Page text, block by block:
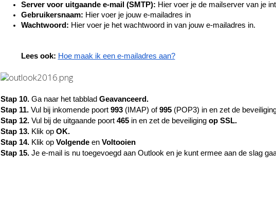
Server voor uitgaande e-mail (SMTP): Hier voer je de mailserver van je
Gebruikersnaam: Hier voer je jouw e-mailadres in
Wachtwoord: Hier voer je het wachtwoord in van jouw e-mailadres in.
Lees ook: Hoe maak ik een e-mailadres aan?
Stap 10. Ga naar het tabblad Geavanceerd.
Stap 11.Vul bij inkomende poort 993 (IMAP) of995(POP3) in en zet de
Stap 12. Vul bij de uitgaande poort 465 in en zet de beveiligingop SSL.
Stap 13. Klik opOK.
Stap 14. Klik opVolgende enVoltooien
Stap 15. Je e-mail is nu toegevoegd aan Outlook en je kunt ermee aan de slag